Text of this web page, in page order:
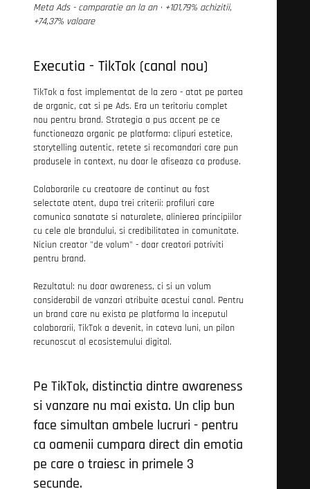
Meta Ads - comparatie an la an · +101,79% achizitii,
+74,37% valoare
Executia - TikTok (canal nou)
TikTok a fost implementat de la zero - atat pe partea
de organic, cat si pe Ads. Era un teritoriu complet
nou pentru brand. Strategia a pus accent pe ce
functioneaza organic pe platforma: clipuri estetice,
storytelling autentic, retete si recomandari care pun
produsele in context, nu doar le afiseaza ca produse.
Colaborarile cu creatoare de continut au fost
selectate atent, dupa trei criterii: profiluri care
comunica sanatate si naturalete, alinierea principiilor
cu cele ale brandului, si credibilitatea in comunitate.
Niciun creator "de volum" - doar creatori potriviti
pentru brand.
Rezultatul: nu doar awareness, ci si un volum
considerabil de vanzari atribuite acestui canal. Pentru
un brand care nu exista pe platforma la inceputul
colaborarii, TikTok a devenit, in cateva luni, un pilon
recunoscut al ecosistemului digital.
Pe TikTok, distinctia dintre awareness
si vanzare nu mai exista. Un clip bun
face simultan ambele lucruri - pentru
ca oamenii cumpara direct din emotia
pe care o traiesc in primele 3
secunde.